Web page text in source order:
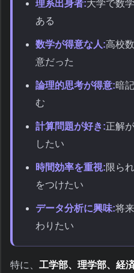
理系出身者:大学で数
ある
数学が得意な人:高校
意だった
論理的思考が得意:暗
む
計算問題が好き:正解
したい
時間効率を重視:限ら
をつけたい
データ分析に興味:将
わりたい
特に、 工学部、理学部、経